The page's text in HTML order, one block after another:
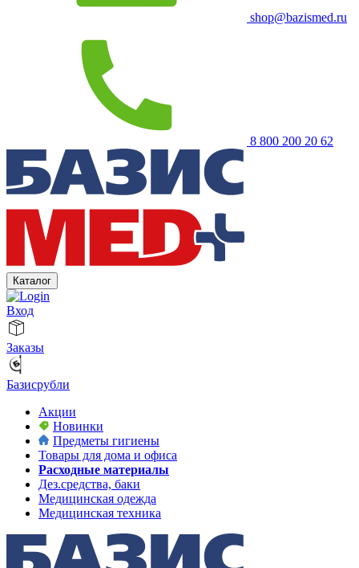
shop@bazismed.ru
8 800 200 20 62
Каталог
Вход
Заказы
Базисрубли
Акции
Новинки
Предметы гигиены
Товары для дома и офиса
Расходные материалы
Дез.средства, баки
Медицинская одежда
Медицинская техника